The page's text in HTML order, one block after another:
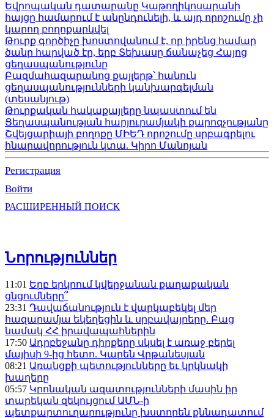
Եվրոպական դատարանը Կաթողիկոսարանի
հայցը համարում է անընդունելի, և այդ որոշումը չի
կարող բողոքարկվել
Թուրք գործիչը խոստովանում է, որ իրենց համար
ծանր հարված էր, երբ Տեխասը ճանաչեց Հայոց
ցեղասպանությունը
Բազմահազարանոց քայլերթ՝ հանուն
ցեղասպանությունների կանխարգելման
(տեսանյութ)
Թուրքական հակաքայլերը նպաստում են
Ցեղասպանության հարյուրամյակի քարոզչությանը
Շվեյցարիայի բողոքը ՄԻԵԴ որոշումը սրբագրելու
հնարավորություն կտա. Կիրո Մանոյան
Регистрация
Войти
РАСШИРЕННЫЙ ПОИСК
Նորություններ
11:01 Երբ երկրում կվերջանան քաղաքական
ցնցումները՞
23:31 Դավաճանություն է վարկաբեկել մեր
հազարամյա եկեղեցին և սրբավայրերը. Բաց
նամակ ՀՀ իրավապահներին
17:50 Ադրբեջանը դիրքերը սկսել է առաջ բերել
մայիսի 9-ից հետո. Կարեն Վրթանեսյան
08:21 Առանցքի պետությունները եւ կրկնակի
խաղերը
05:57 Կրոնական ազատությունների մասին իր
տարեկան զեկույցում ԱՄՆ-ի
պետքարտուղարությունը խստորեն քննադատում